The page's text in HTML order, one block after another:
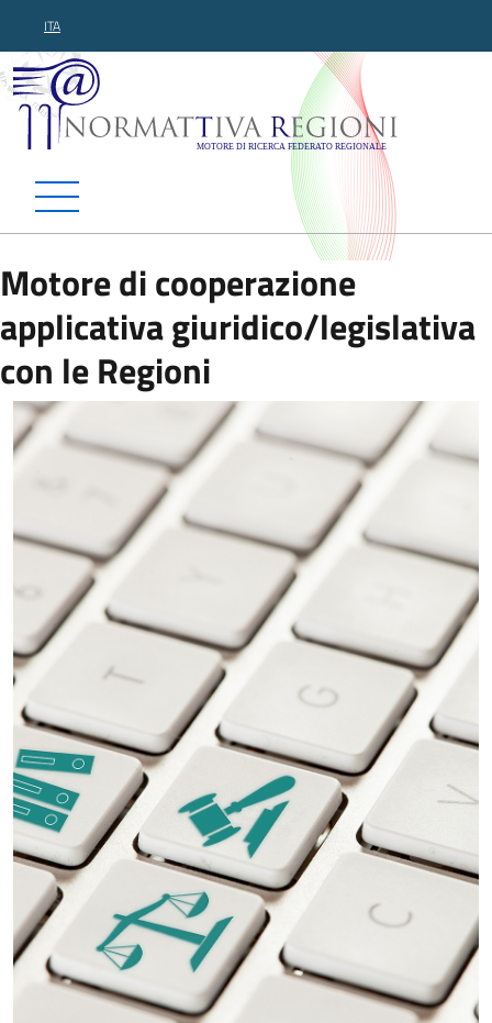
ITA
Normattiva Regioni -
Motore di cooperazione
applicativa giuridico/legislativa
con le Regioni